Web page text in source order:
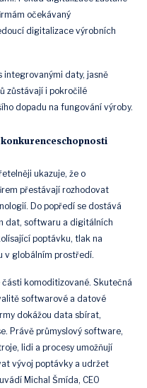
očekávaný
digitalizace výrobních
integrovanými daty, jasně
zůstávají i pokročilé
dopadu na fungování výroby.
ukazuje, že o
přestávají rozhodovat
Do popředí se dostává
dat, softwaru a digitálních
poptávku, tlak na
v globálním prostředí.
komoditizované. Skutečná
softwarové a datové
dokážou data sbírat,
Právě průmyslový software,
lidi a procesy umožňují
vývoj poptávky a udržet
Michal Šmída, CEO